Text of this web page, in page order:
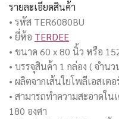
รายละเอียดสินค้า
• รหัส TER6080BU
• ยี่ห้อ TERDEE
• ขนาด 60 x 80 นิ้ว หรือ
• บรรจุสินค้า 1 กล่อง ( จำน
• ผลิตจากเส้นใยโพลีเอสเต
• สามารถทำความสะอาดใน
180 องศา